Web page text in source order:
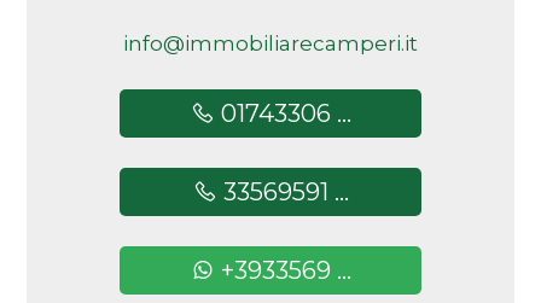
info@immobiliarecamperi.it
01743306 ...
33569591 ...
+3933569 ...
multiscelta